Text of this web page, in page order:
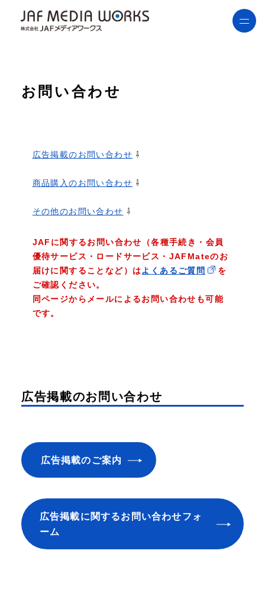
お問い合わせ
広告掲載のお問い合わせ ⇩
商品購入のお問い合わせ ⇩
その他のお問い合わせ ⇩
JAFに関するお問い合わせ（各種手続き・会員
優待サービス・ロードサービス・JAFMateのお
届けに関することなど）はよくあるご質問
を
ご確認ください。
同ページからメールによるお問い合わせも可能
です。
広告掲載のお問い合わせ
広告掲載のご案内
広告掲載に関するお問い合わせフォ
ーム